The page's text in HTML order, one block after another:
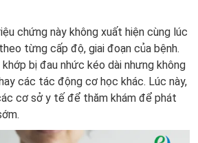
chứng này không xuất hiện cùng lúc
từng cấp độ, giai đoạn của bệnh.
khớp bị đau nhức kéo dài nhưng không
các tác động cơ học khác. Lúc này,
cơ sở y tế để thăm khám để phát